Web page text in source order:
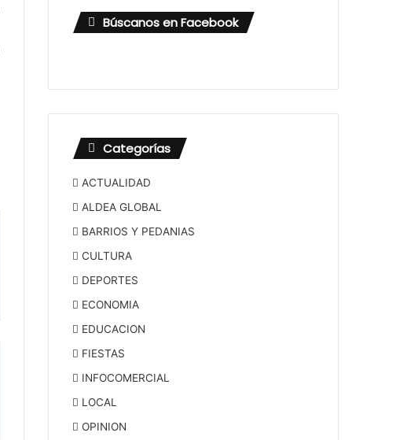
Búscanos en Facebook
Categorías
ACTUALIDAD
ALDEA GLOBAL
BARRIOS Y PEDANIAS
CULTURA
DEPORTES
ECONOMIA
EDUCACION
FIESTAS
INFOCOMERCIAL
LOCAL
OPINION